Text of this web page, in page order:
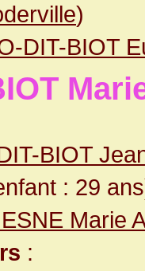
)
DIT-BIOT
BIOT
: 29
Marie
: